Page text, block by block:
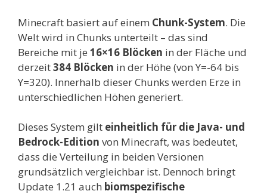
Minecraft basiert auf einem Chunk-System. Die
Welt wird in Chunks unterteilt – das sind
Bereiche mit je 16×16 Blöcken in der Fläche und
derzeit384 Blöcken in der Höhe (von Y=-64 bis
Y=320). Innerhalb dieser Chunks werden Erze in
unterschiedlichen Höhen generiert.
Dieses System gilt einheitlich für die Java- und
Bedrock-Edition von Minecraft, was bedeutet,
dass die Verteilung in beiden Versionen
grundsätzlich vergleichbar ist. Dennoch bringt
Update 1.21 auch biomspezifische